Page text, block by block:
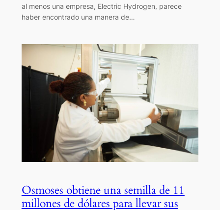
al menos una empresa, Electric Hydrogen, parece
haber encontrado una manera de…
Osmoses obtiene una semilla de 11
millones de dólares para llevar sus